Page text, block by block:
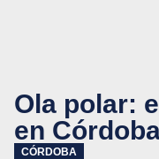
Ola polar:
en
CÓRDOBA